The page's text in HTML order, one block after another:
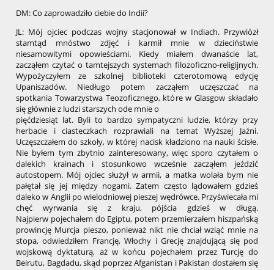
DM: Co zaprowadziło ciebie do Indii?
JL: Mój ojciec podczas wojny stacjonował w Indiach. Przywiózł
stamtąd mnóstwo zdjęć i karmił mnie w dzieciństwie
niesamowitymi opowieściami. Kiedy miałem dwanaście lat,
zacząłem czytać o tamtejszych systemach filozoficzno-religijnych.
Wypożyczyłem ze szkolnej biblioteki czterotomową edycję
Upaniszadów. Niedługo potem zacząłem uczęszczać na
spotkania Towarzystwa Teozoficznego, które w Glasgow składało
się głównie z ludzi starszych ode mnie o
pięćdziesiąt lat. Byli to bardzo sympatyczni ludzie, którzy przy
herbacie i ciasteczkach rozprawiali na temat Wyższej Jaźni.
Uczęszczałem do szkoły, w której nacisk kładziono na nauki ścisłe.
Nie byłem tym zbytnio zainteresowany, więc sporo czytałem o
dalekich krainach i stosunkowo wcześnie zacząłem jeździć
autostopem. Mój ojciec służył w armii, a matka wolała bym nie
pałętał się jej między nogami. Zatem często lądowałem gdzieś
daleko w Anglii po wielodniowej pieszej wędrówce. Przyświecała mi
chęć wyrwania się z kraju, pójścia gdzieś w długą.
Najpierw pojechałem do Egiptu, potem przemierzałem hiszpańską
prowincję Murcja pieszo, ponieważ nikt nie chciał wziąć mnie na
stopa, odwiedziłem Francję, Włochy i Grecję znajdującą się pod
wojskową dyktaturą, aż w końcu pojechałem przez Turcję do
Beirutu, Bagdadu, skąd poprzez Afganistan i Pakistan dostałem się